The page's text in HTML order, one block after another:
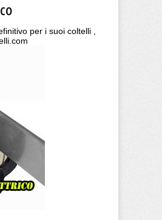
per i suoi coltelli ,